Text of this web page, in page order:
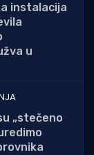
instalacija
u
„stečeno